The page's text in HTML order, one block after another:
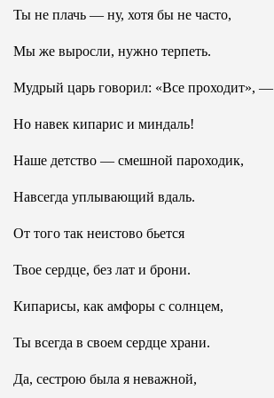
Ты не плачь — ну, хотя бы не часто,
Мы же выросли, нужно терпеть.
Мудрый царь говорил: «Все проходит», —
Но навек кипарис и миндаль!
Наше детство — смешной пароходик,
Навсегда уплывающий вдаль.
От того так неистово бьется
Твое сердце, без лат и брони.
Кипарисы, как амфоры с солнцем,
Ты всегда в своем сердце храни.
Да, сестрою была я неважной,